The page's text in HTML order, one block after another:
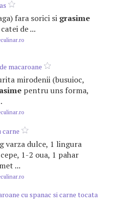
fara sorici si grasime
de ...
macaroane
mirodenii (busuioc,
pentru uns forma,
carne
varza dulce, 1 lingura
1-2 oua, 1 pahar
...
cu spanac si carne tocata